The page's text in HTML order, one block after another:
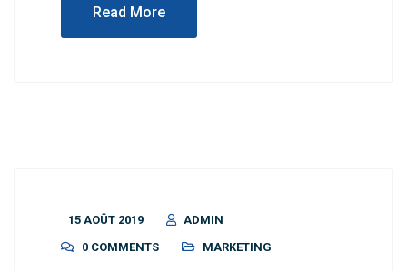
Read More
15 AOÛT 2019
ADMIN
0 COMMENTS
MARKETING